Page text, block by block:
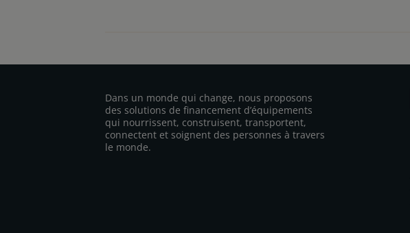
Dans un monde qui change, nous proposons
des solutions de financement d’équipements
qui nourrissent, construisent, transportent,
connectent et soignent des personnes à travers
le monde.